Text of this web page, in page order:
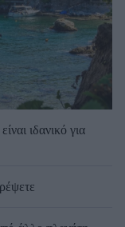
ιδανικό για